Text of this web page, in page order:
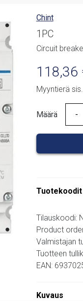
Chint
1PC
Circuit
118,36
Myyntierä
Määrä
Määrä
Tuotekoodit
Tilauskoodi:
Product
Valmistajan
Tuotteen
EAN:
Kuvaus